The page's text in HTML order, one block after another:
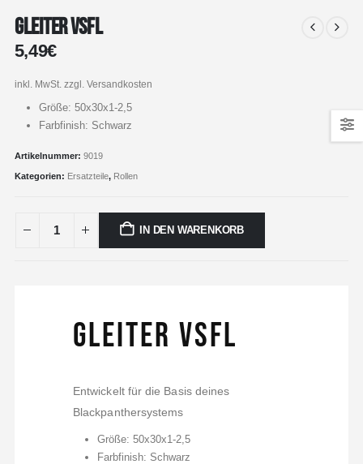
Gleiter VSFL
5,49€
inkl. MwSt. zzgl. Versandkosten
Größe: 50x30x1-2,5
Farbfinish: Schwarz
Artikelnummer: 9019
Kategorien: Ersatzteile, Rollen
IN DEN WARENKORB
Gleiter VSFL
Entwickelt für die Basis deines
Blackpanthersystems
Größe: 50x30x1-2,5
Farbfinish: Schwarz